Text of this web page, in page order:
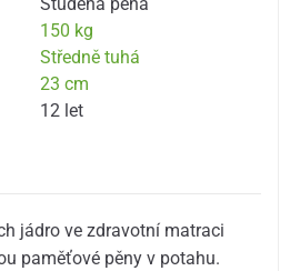
150 kg
Středně tuhá
23 cm
12 let
jádro ve zdravotní matraci
paměťové pěny v potahu.